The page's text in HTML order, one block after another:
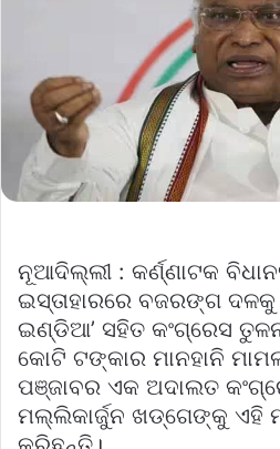
ନୂଆଦିଲ୍ଲୀ : କର୍ଣ୍ଣାଟକ
ଇସ୍ତାହାରରେ ବଜରଙ୍ଗ
ଇଣ୍ଡିଆ’ ସହିତ କଂଗ୍ରେସ
କୋଟି ଟଙ୍କାର ମାନହାନି
ପଞ୍ଜାବର ଏକ ଅଦାଲତ
ମଲ୍ଲିକାର୍ଜୁନ ଖଡ୍‌ଗେଙ୍କୁ ଏହି